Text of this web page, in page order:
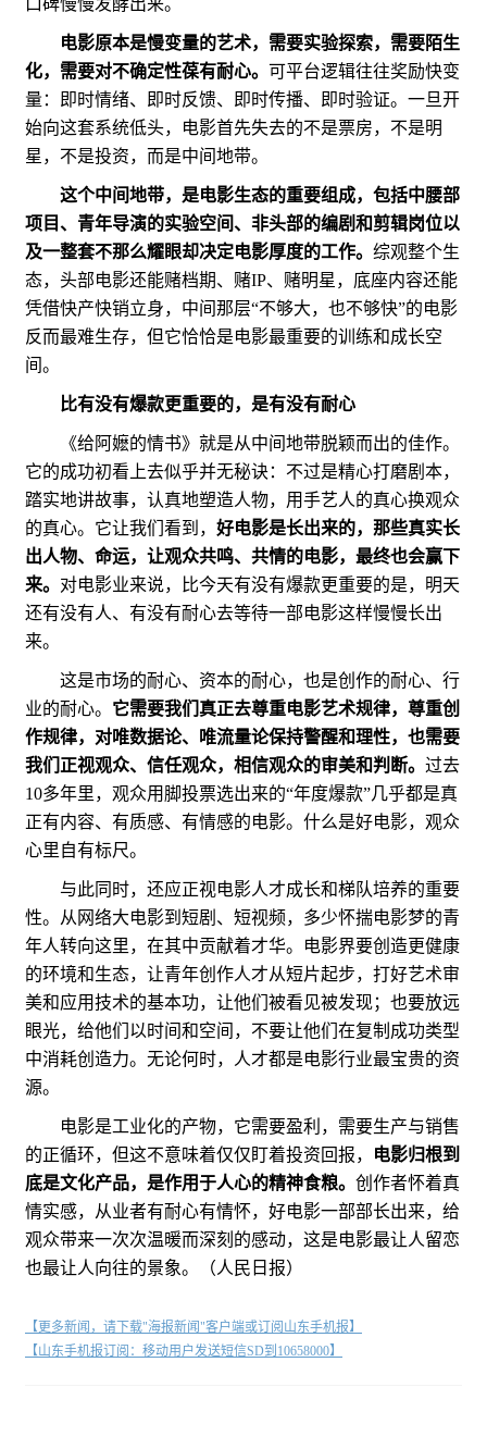
电影原本是慢变量的艺术，需要实验探索，需要陌生
化，需要对不确定性葆有耐心。 可平台逻辑往往奖励快变
量：即时情绪、即时反馈、即时传播、即时验证。一旦开
始向这套系统低头，电影首先失去的不是票房，不是明
星，不是投资，而是中间地带。
这个中间地带，是电影生态的重要组成，包括中腰部
项目、青年导演的实验空间、非头部的编剧和剪辑岗位以
及一整套不那么耀眼却决定电影厚度的工作。 综观整个生
态，头部电影还能赌档期、赌IP、赌明星，底座内容还能
凭借快产快销立身，中间那层“不够大，也不够快”的电影
反而最难生存，但它恰恰是电影最重要的训练和成长空
间。
比有没有爆款更重要的，是有没有耐心
《给阿嬷的情书》就是从中间地带脱颖而出的佳作。
它的成功初看上去似乎并无秘诀：不过是精心打磨剧本，
踏实地讲故事，认真地塑造人物，用手艺人的真心换观众
的真心。它让我们看到， 好电影是长出来的，那些真实长
出人物、命运，让观众共鸣、共情的电影，最终也会赢下
来。 对电影业来说，比今天有没有爆款更重要的是，明天
还有没有人、有没有耐心去等待一部电影这样慢慢长出
来。
这是市场的耐心、资本的耐心，也是创作的耐心、行
业的耐心。 它需要我们真正去尊重电影艺术规律，尊重创
作规律，对唯数据论、唯流量论保持警醒和理性，也需要
我们正视观众、信任观众，相信观众的审美和判断。 过去
10多年里，观众用脚投票选出来的“年度爆款”几乎都是真
正有内容、有质感、有情感的电影。什么是好电影，观众
心里自有标尺。
与此同时，还应正视电影人才成长和梯队培养的重要
性。从网络大电影到短剧、短视频，多少怀揣电影梦的青
年人转向这里，在其中贡献着才华。电影界要创造更健康
的环境和生态，让青年创作人才从短片起步，打好艺术审
美和应用技术的基本功，让他们被看见被发现；也要放远
眼光，给他们以时间和空间，不要让他们在复制成功类型
中消耗创造力。无论何时，人才都是电影行业最宝贵的资
源。
电影是工业化的产物，它需要盈利，需要生产与销售
的正循环，但这不意味着仅仅盯着投资回报，
电影归根到
底是文化产品，是作用于人心的精神食粮。 创作者怀着真
情实感，从业者有耐心有情怀，好电影一部部长出来，给
观众带来一次次温暖而深刻的感动，这是电影最让人留恋
也最让人向往的景象。（人民日报）
【更多新闻，请下载"海报新闻"客户端或订阅山东手机报】
【山东手机报订阅：移动用户发送短信SD到10658000】